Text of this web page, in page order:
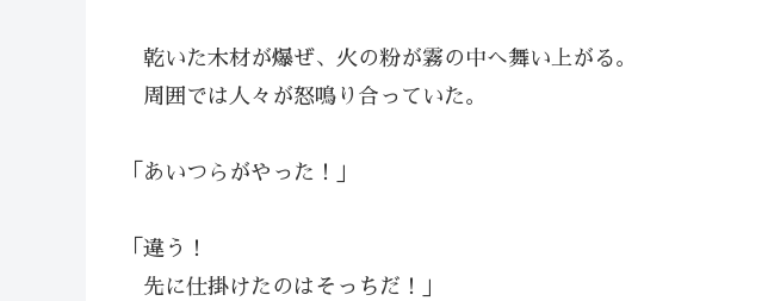
乾いた木材が爆ぜ、火の粉が霧の中へ舞い上がる。
周囲では人々が怒鳴り合っていた。
「あいつらがやった！」
「違う！
先に仕掛けたのはそっちだ！」